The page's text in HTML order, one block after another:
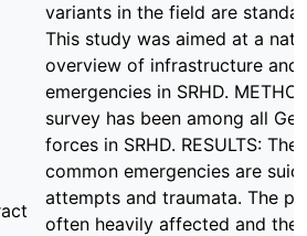
variants in the field are
This study was aimed at a
overview of infrastructure and
emergencies in SRHD.
survey has been among all
forces in SRHD. RESULTS: The
common emergencies are
attempts and traumata. The
often heavily affected and